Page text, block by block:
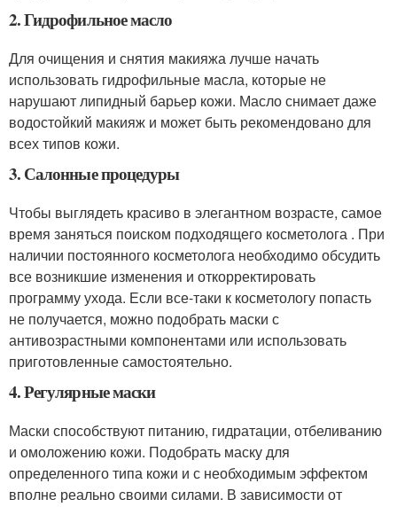
2. Гидрофильное масло
Для очищения и снятия макияжа лучше начать
использовать гидрофильные масла, которые не
нарушают липидный барьер кожи. Масло снимает даже
водостойкий макияж и может быть рекомендовано для
всех типов кожи.
3. Салонные процедуры
Чтобы выглядеть красиво в элегантном возрасте, самое
время заняться поиском подходящего косметолога . При
наличии постоянного косметолога необходимо обсудить
все возникшие изменения и откорректировать
программу ухода. Если все-таки к косметологу попасть
не получается, можно подобрать маски с
антивозрастными компонентами или использовать
приготовленные самостоятельно.
4. Регулярные маски
Маски способствуют питанию, гидратации, отбеливанию
и омоложению кожи. Подобрать маску для
определенного типа кожи и с необходимым эффектом
вполне реально своими силами. В зависимости от